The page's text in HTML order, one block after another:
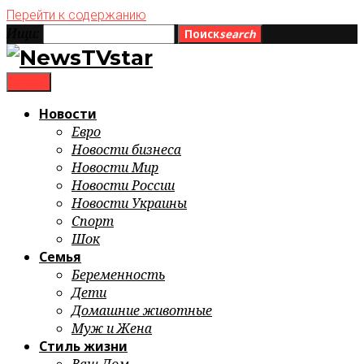
Перейти к содержанию
Поискsearch
Новости
Евро
Новости бизнеса
Новости Мир
Новости России
Новости Украины
Спорт
Шок
Семья
Беременность
Дети
Домашние животные
Муж и Жена
Стиль жизни